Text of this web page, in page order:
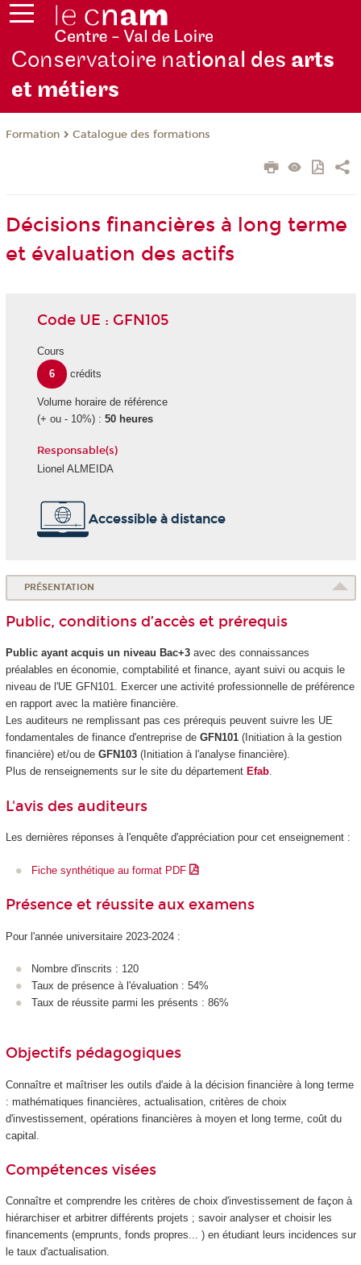
Conservatoire national des arts
et métiers
Formation Catalogue des formations
Décisions financières à long terme
et évaluation des actifs
Code UE : GFN105
Cours
6
crédits
Volume horaire de référence
(+ ou - 10%) : 50 heures
Responsable(s)
Lionel ALMEIDA
Accessible à distance
PRÉSENTATION
Public, conditions d’accès et prérequis
Public ayant acquis un niveau Bac+3avec des connaissances
préalables en économie, comptabilité et finance, ayant suivi ou acquis le
niveau de l'UE GFN101. Exercer une activité professionnelle de préférence
en rapport avec la matière financière.
Les auditeurs ne remplissant pas ces prérequis peuvent suivre les UE
fondamentales de finance d'entreprise de GFN101(Initiation à la gestion
financière) et/ou de GFN103(Initiation à l'analyse financière).
Plus de renseignements sur le site du département Efab.
L'avis des auditeurs
Les dernières réponses à l'enquête d'appréciation pour cet enseignement :
Fiche synthétique au format PDF
Présence et réussite aux examens
Pour l'année universitaire 2023-2024 :
Nombre d'inscrits : 120
Taux de présence à l'évaluation : 54%
Taux de réussite parmi les présents : 86%
Objectifs pédagogiques
Connaître et maîtriser les outils d'aide à la décision financière à long terme
: mathématiques financières, actualisation, critères de choix
d'investissement, opérations financières à moyen et long terme, coût du
capital.
Compétences visées
Connaître et comprendre les critères de choix d'investissement de façon à
hiérarchiser et arbitrer différents projets ; savoir analyser et choisir les
financements (emprunts, fonds propres... ) en étudiant leurs incidences sur
le taux d'actualisation.